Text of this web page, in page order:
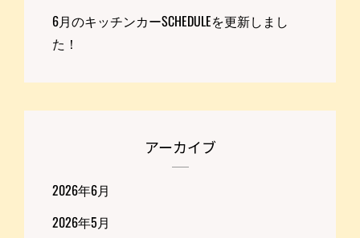
6月のキッチンカーSCHEDULEを更新しまし
た！
アーカイブ
2026年6月
2026年5月